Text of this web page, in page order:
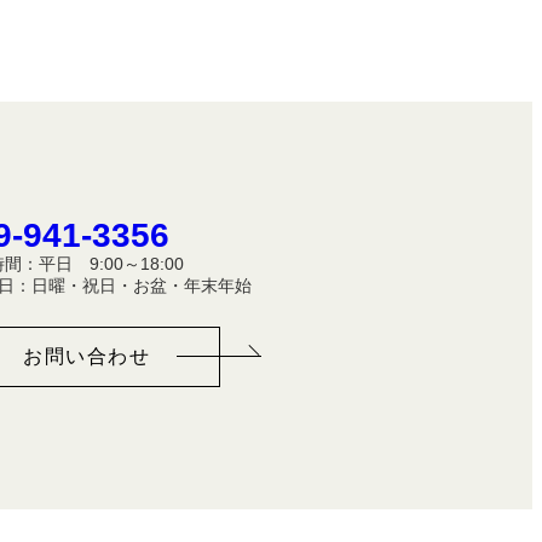
941-3356
間：平日 9:00～18:00
：日曜・祝日・お盆・年末年始
お問い合わせ